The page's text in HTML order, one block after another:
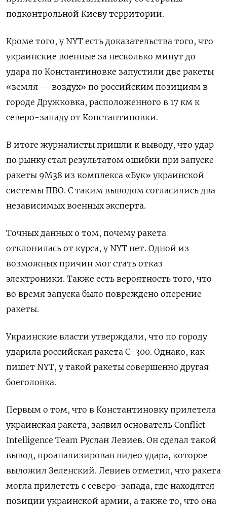
подконтрольной Киеву территории.
Кроме того, у NYT есть доказательства того, что
украинские военные за несколько минут до
удара по Константиновке запустили две ракеты
«земля — воздух» по российским позициям в
городе Дружковка, расположенного в 17 км к
северо-западу от Константиновки.
В итоге журналисты пришли к выводу, что удар
по рынку стал результатом ошибки при запуске
ракеты 9М38 из комплекса «Бук» украинской
системы ПВО. С таким выводом согласились два
независимых военных эксперта.
Точных данных о том, почему ракета
отклонилась от курса, у NYT нет. Одной из
возможных причин мог стать отказ
электроники. Также есть вероятность того, что
во время запуска было повреждено оперение
ракеты.
Украинские власти утверждали, что по городу
ударила российская ракета С-300. Однако, как
пишет NYT, у такой ракеты совершенно другая
боеголовка.
Первым о том, что в Константиновку прилетела
украинская ракета, заявил основатель Conflict
Intelligence Team Руслан Левиев. Он сделал такой
вывод, проанализировав видео удара, которое
выложил Зеленский. Левиев отметил, что ракета
могла прилететь с северо-запада, где находятся
позиции украинской армии, а также то, что она